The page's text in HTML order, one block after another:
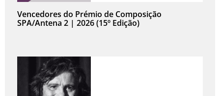
Vencedores do Prémio de Composição
SPA/Antena 2 | 2026 (15º Edição)